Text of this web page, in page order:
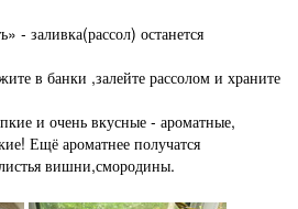
- заливка(рассол) останется
в банки ,залейте рассолом и храните
и очень вкусные - ароматные,
Ещё ароматнее получатся
вишни,смородины.